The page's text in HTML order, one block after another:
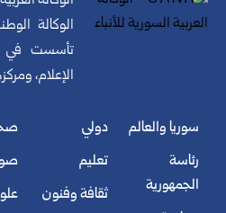
الوكالة
الإعلام،
سوريا والعالم
رئاسة
الجمهورية
دولي
تعليم
ثقافة وفنون